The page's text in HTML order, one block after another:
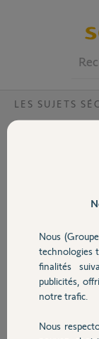
Volet
Sécurité
Domotique
Chauffage
LES SUJETS
Sensibilité
Pouvez-vous
caméra à été
Merci,
Antoine G.
il y a 3 mois
Nous
technologies
finalités
publicités,
notre trafic.
Nous